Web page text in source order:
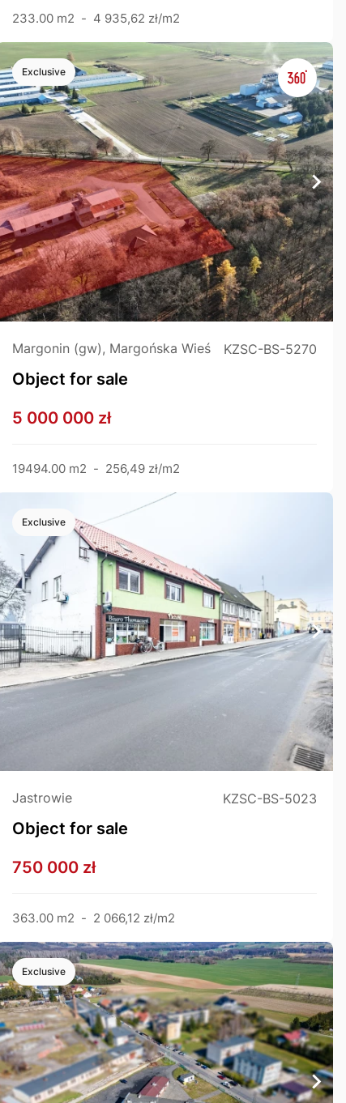
233.00 m2 - 4 935,62 zł/m2
Exclusive
Margonin (gw), Margońska Wieś KZSC-BS-5270
Object for sale
5 000 000 zł
19494.00 m2 - 256,49 zł/m2
Exclusive
Jastrowie KZSC-BS-5023
Object for sale
750 000 zł
363.00 m2 - 2 066,12 zł/m2
Exclusive